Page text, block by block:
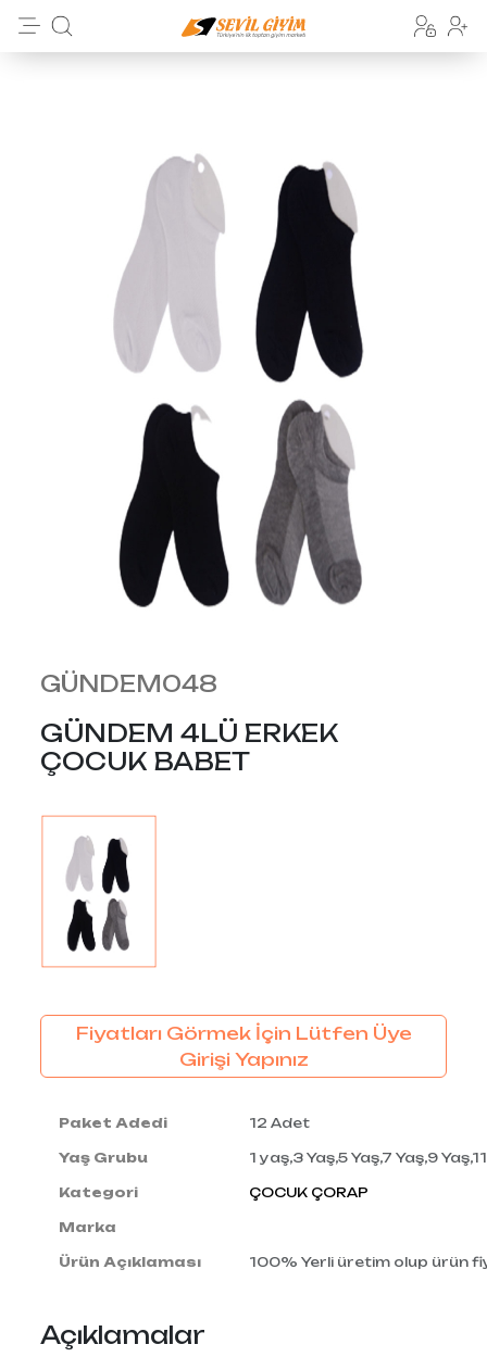
GÜNDEM048
GÜNDEM 4LÜ ERKEK
ÇOCUK BABET
Fiyatları Görmek İçin Lütfen Üye
Girişi Yapınız
Paket Adedi 12 Adet
Yaş Grubu 1 yaş,3 Yaş,5 Yaş,7 Yaş,9
Kategori ÇOCUK ÇORAP
Marka
Ürün Açıklaması 100% Yerli üretim olup ürün
Açıklamalar